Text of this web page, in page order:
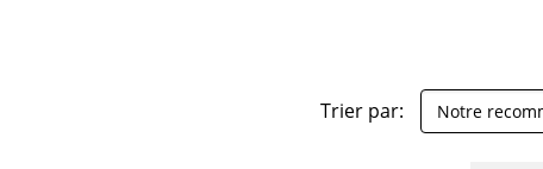
Trier par: